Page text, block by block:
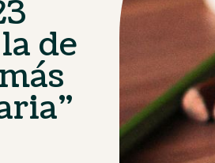
de